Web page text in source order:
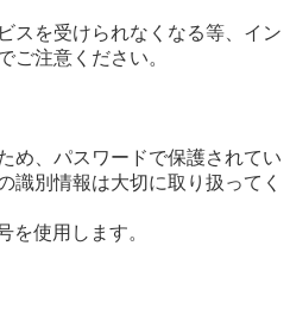
スを受けられなくなる等、イン
ご注意ください。
め、パスワードで保護されてい
識別情報は大切に取り扱ってく
暗号を使用します。